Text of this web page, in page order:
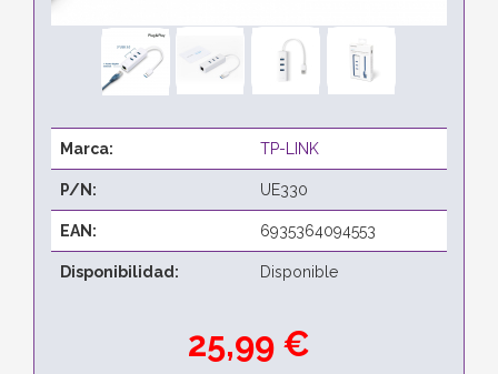
Marca: TP-LINK
P/N: UE330
EAN: 6935364094553
Disponibilidad: Disponible
25,99 €